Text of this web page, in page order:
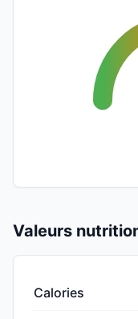
Valeurs
Calories